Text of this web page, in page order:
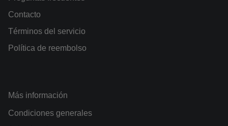
Contacto
Términos del servicio
Política de reembolso
Más información
Condiciones generales